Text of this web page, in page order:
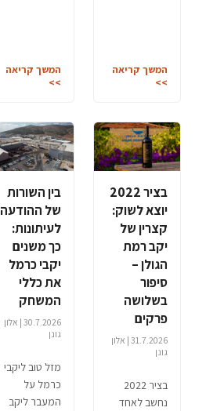
המשך קריאה
>>
המשך קריאה
>>
בציר 2022
יוצא לשוק:
קצרין של
יקב רמת
הגולן –
סיפור
בשלושה
פרקים
31.7.2026 | אלון
גונן
בציר 2022
נחשב לאחד
בין השורות
של ההודעה
לעיתונות:
כך משנים
יקבי כרמל
את כללי
המשחק
30.7.2026 | אלון
גונן
מזל טוב ליקבי
כרמל על
המעבר ליקב